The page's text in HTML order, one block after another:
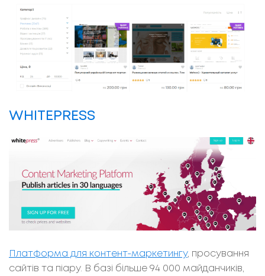
WHITEPRESS
Платформа для контент-маркетингу, просування
сайтів та піару. В базі більше 94 000 майданчиків,